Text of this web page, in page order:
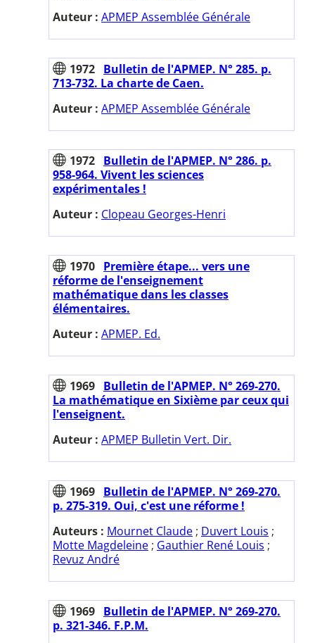
Auteur : APMEP Assemblée Générale
1972 Bulletin de l'APMEP. N° 285. p.
713-732. La charte de Caen.
Auteur : APMEP Assemblée Générale
1972 Bulletin de l'APMEP. N° 286. p.
958-964. Vivent les sciences
expérimentales !
Auteur : Clopeau Georges-Henri
1970 Première étape... vers une
réforme de l'enseignement
mathématique dans les classes
élémentaires.
Auteur : APMEP. Ed.
1969 Bulletin de l'APMEP. N° 269-270.
La mathématique en Sixième par ceux qui
l'enseignent.
Auteur : APMEP Bulletin Vert. Dir.
1969 Bulletin de l'APMEP. N° 269-270.
p. 275-319. Oui, c'est une réforme !
Auteurs : Mournet Claude ; Duvert Louis ;
Motte Magdeleine ; Gauthier René Louis ;
Revuz André
1969 Bulletin de l'APMEP. N° 269-270.
p. 321-346. F.P.M.